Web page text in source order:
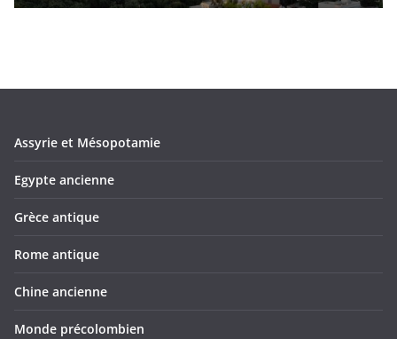
Assyrie et Mésopotamie
Egypte ancienne
Grèce antique
Rome antique
Chine ancienne
Monde précolombien